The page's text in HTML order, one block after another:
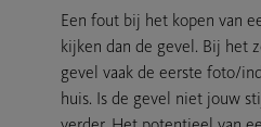
Een fout bij het kopen van
kijken dan de gevel. Bij het
gevel vaak de eerste foto/
huis. Is de gevel niet jouw